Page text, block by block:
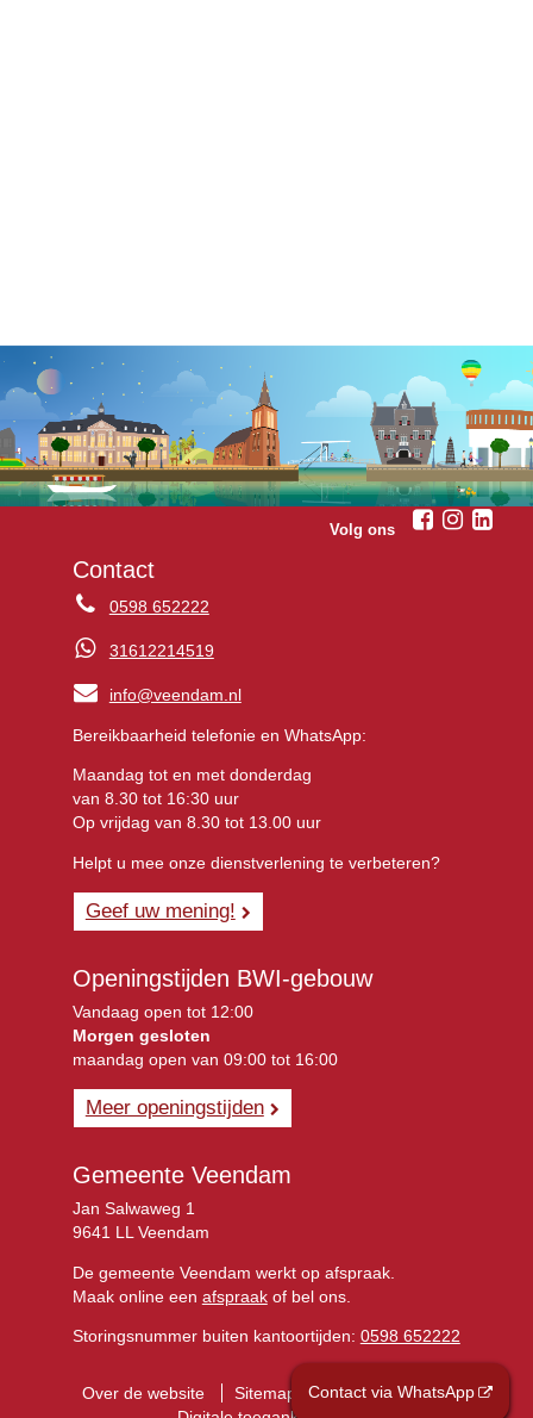
Contact via WhatsApp
Volg ons
Contact
0598 652222
31612214519
info@veendam.nl
Bereikbaarheid telefonie en WhatsApp:
Maandag tot en met donderdag
van 8.30 tot 16:30 uur
Op vrijdag van 8.30 tot 13.00 uur
Helpt u mee onze dienstverlening te verbeteren?
Geef uw mening!
Openingstijden BWI-gebouw
Vandaag open tot 12:00
Morgen gesloten
maandag open van 09:00 tot 16:00
Meer openingstijden
Gemeente Veendam
Jan Salwaweg 1
9641 LL Veendam
De gemeente Veendam werkt op afspraak.
Maak online een afspraakof bel ons.
Storingsnummer buiten kantoortijden: 0598 652222
Over de website Sitemap
Privacyverklaring